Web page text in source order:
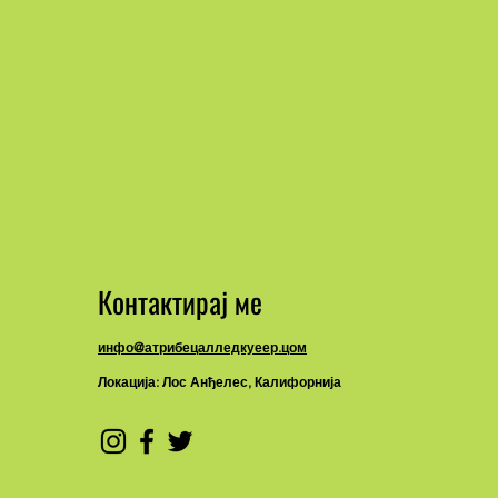
Контактирај ме
инфо@атрибецалледкуеер.цом
Локација: Лос Анђелес, Калифорнија